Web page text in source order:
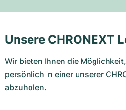
Unsere CHRONEXT
Wir bieten Ihnen die
persönlich in einer unserer
abzuholen.